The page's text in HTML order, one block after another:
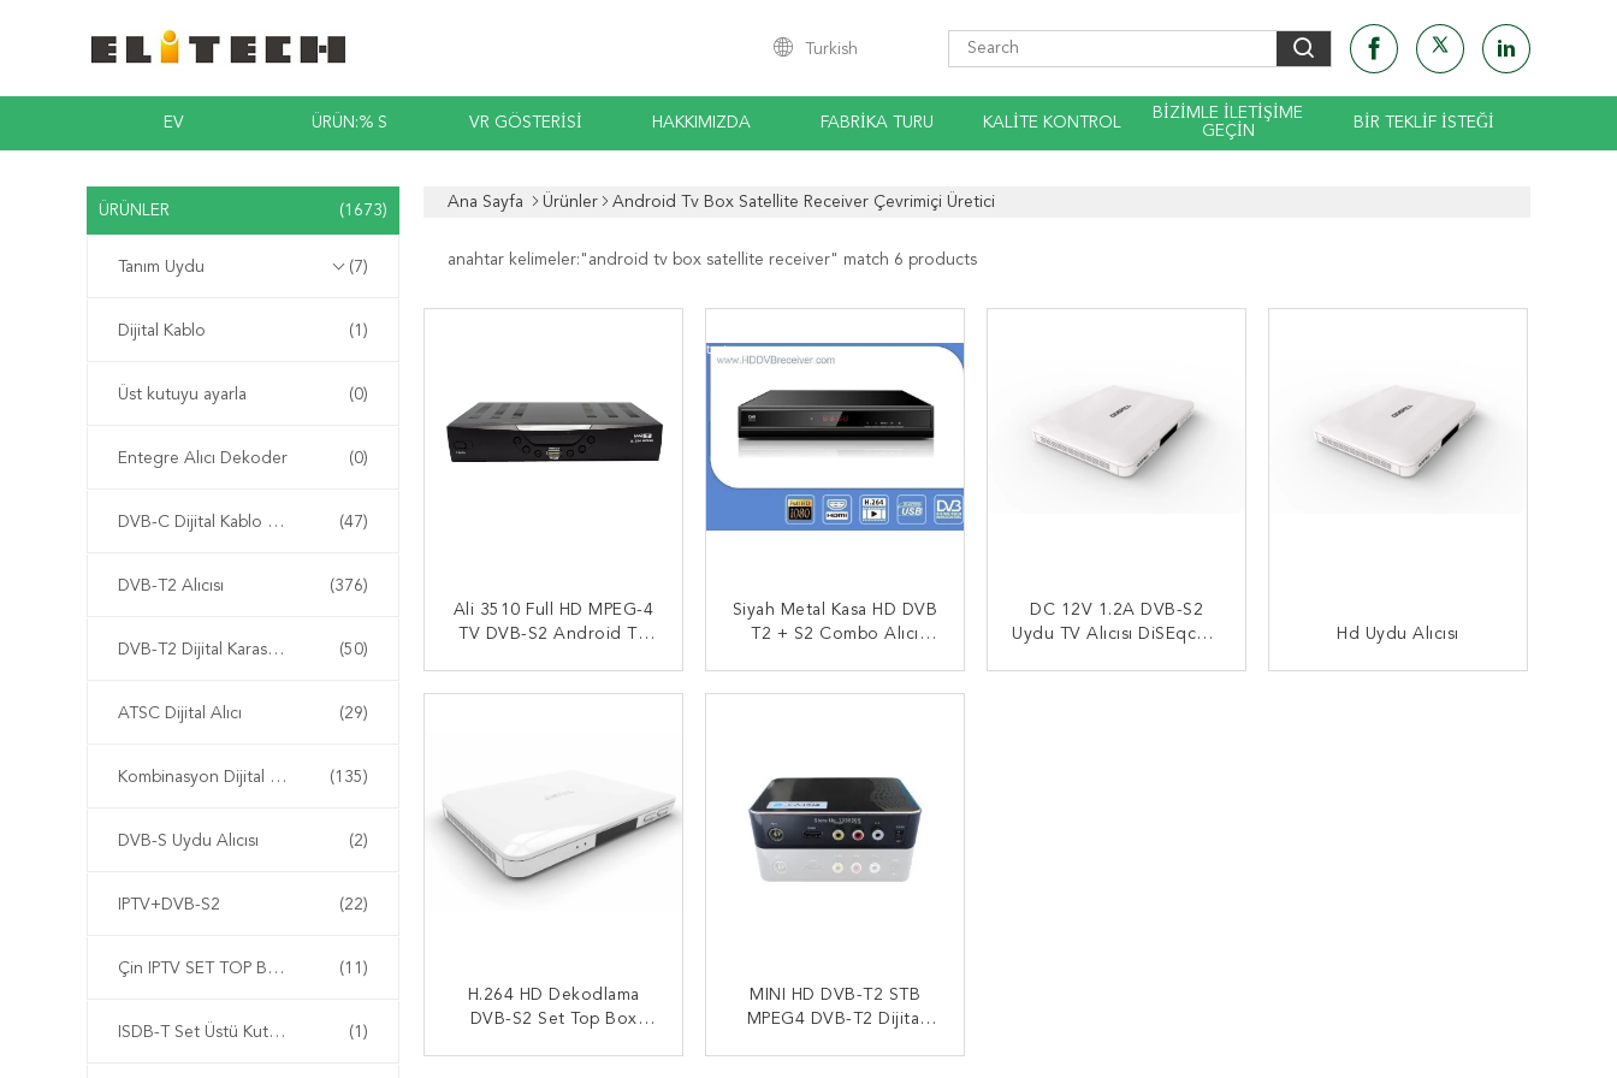
Turkish
EV ÜRÜN:% S VR GÖSTERISI HAKKIMIZDA FABRIKA TURU KALITE KONTROL
BIZIMLE ILETIŞIME
GEÇIN
BIR TEKLIF ISTEĞI
ÜRÜNLER (1673)
Tanım Uydu (7)
Dijital Kablo (1)
Üst kutuyu ayarla (0)
Entegre Alıcı Dekoder (0)
DVB-C Dijital Kablo Alıcısı (47)
DVB-T2 Alıcısı (376)
DVB-T2 Dijital Karasal Alıcı Alıcı Alıcı (50)
ATSC Dijital Alıcı (29)
Kombinasyon Dijital Alıcı (135)
DVB-S Uydu Alıcısı (2)
IPTV+DVB-S2 (22)
Çin IPTV SET TOP BOX'ı (11)
ISDB-T Set Üstü Kutusu (1)
Ana Sayfa Ürünler Android Tv Box Satellite Receiver Çevrimiçi Üretici
anahtar kelimeler:" android tv box satellite receiver" match 6 products
Ali 3510 Full HD MPEG-4
TV DVB-S2 Android TV
ŞIMDI BAŞVURUN
Siyah Metal Kasa HD DVB
T2 + S2 Combo Alıcı
ŞIMDI BAŞVURUN
DC 12V 1.2A DVB-S2
Uydu TV Alıcısı DiSEqc1.0
Hd Uydu Alıcısı
H.264 HD Dekodlama
DVB-S2 Set Top Box
MINI HD DVB-T2 STB
MPEG4 DVB-T2 Dijital